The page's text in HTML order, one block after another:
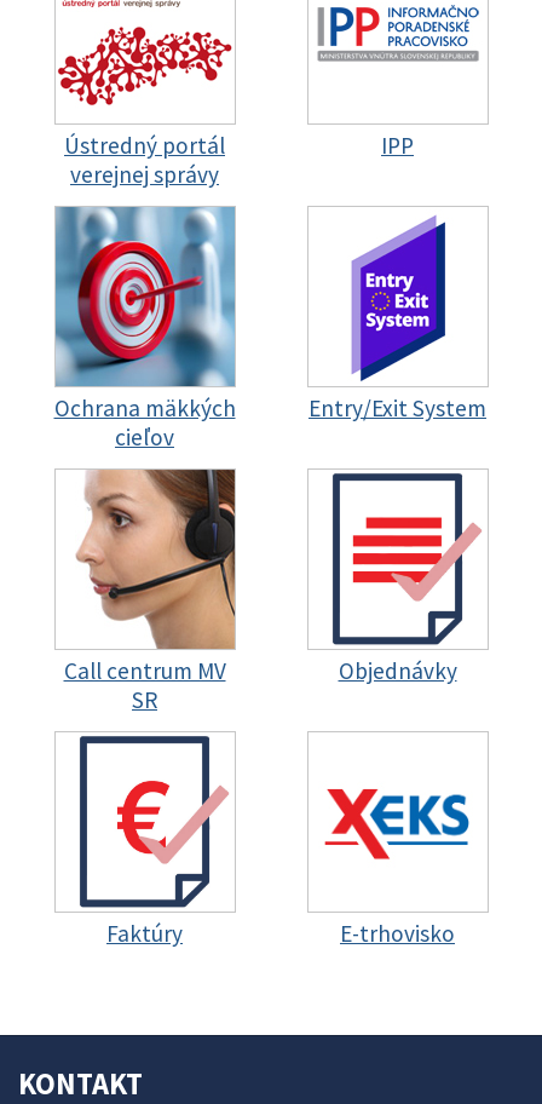
Ústredný portál
verejnej správy
IPP
Ochrana mäkkých
cieľov
Entry/Exit System
Call centrum MV
SR
Objednávky
Faktúry E-trhovisko
KONTAKT